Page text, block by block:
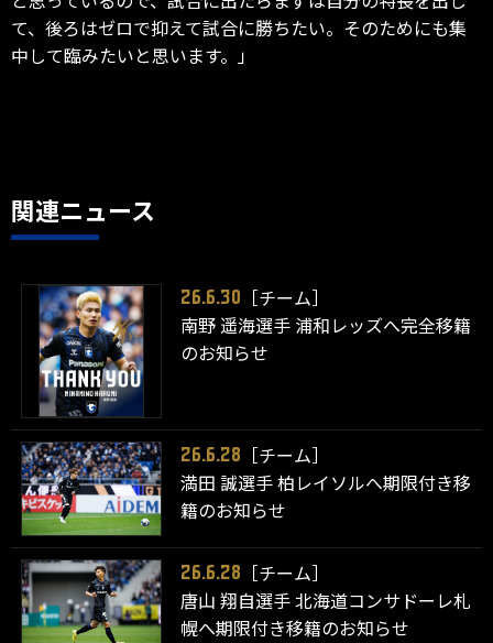
て、後ろはゼロで抑えて試合に勝ちたい。そのためにも集
中して臨みたいと思います。」
関連ニュース
26.6.30
［チーム］
南野 遥海選手 浦和レッズへ完全移籍
のお知らせ
26.6.28
［チーム］
満田 誠選手 柏レイソルへ期限付き移
籍のお知らせ
26.6.28
［チーム］
唐山 翔自選手 北海道コンサドーレ札
幌へ期限付き移籍のお知らせ